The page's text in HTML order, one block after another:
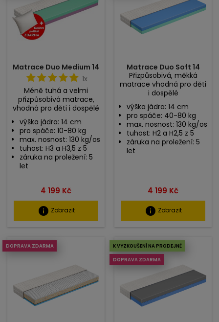
Matrace Duo Medium 14
1x
Méně tuhá a velmi
přizpůsobivá matrace,
vhodná pro děti i dospělé
výška jádra: 14 cm
pro spáče: 10-80 kg
max. nosnost: 130 kg/os
tuhost: H3 a H3,5 z 5
záruka na proležení: 5
let
Cena
4 199 Kč
info Zobrazit
Matrace Duo Soft 14
Přizpůsobivá, měkká
matrace vhodná pro děti
i dospělé
výška jádra: 14 cm
pro spáče: 40-80 kg
max. nosnost: 130 kg/os
tuhost: H2 a H2,5 z 5
záruka na proležení: 5
let
Cena
4 199 Kč
info Zobrazit
DOPRAVA ZDARMA K VYZKOUŠENÍ NA PRODEJNĚ
DOPRAVA ZDARMA